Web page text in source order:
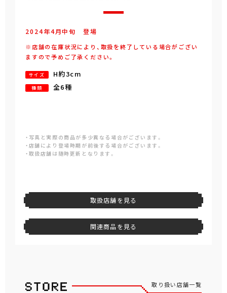
2024年4月中旬 登場
※店舗の在庫状況により、取扱を終了している場合がござい
ますので予めご了承ください。
サイズ H約3cm
種類 全6種
・写真と実際の商品が多少異なる場合がございます。
・店舗により登場時期が前後する場合がございます。
・取扱店舗は随時更新となります。
取扱店舗を見る
関連商品を見る
取り扱い店舗一覧